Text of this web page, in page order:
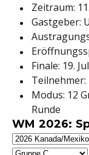
Zeitraum:
Gastgeber:
Finale: 19.
Modus: 12
Runde
WM 2026: